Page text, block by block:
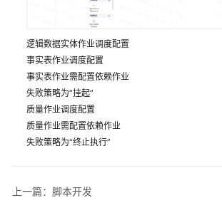
案
概
述
资
源
和
规
逻辑数据实体作业调度配置
事实表作业调度配置
事实表作业需配置依赖作业
失败策略为“挂起”
质量作业调度配置
质量作业需配置依赖作业
失败策略为“终止执行”
上一篇：脚本开发